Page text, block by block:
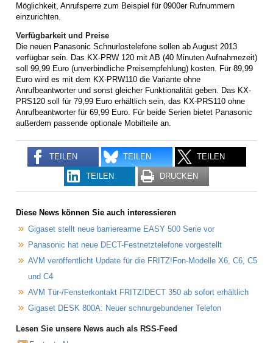
Möglichkeit, Anrufsperre zum Beispiel für 0900er Rufnummern
einzurichten.
Verfügbarkeit und Preise
Die neuen Panasonic Schnurlostelefone sollen ab August 2013
verfügbar sein. Das KX-PRW 120 mit AB (40 Minuten Aufnahmezeit)
soll 99,99 Euro (unverbindliche Preisempfehlung) kosten. Für 89,99
Euro wird es mit dem KX-PRW110 die Variante ohne
Anrufbeantworter und sonst gleicher Funktionalität geben. Das KX-
PRS120 soll für 79,99 Euro erhältlich sein, das KX-PRS110 ohne
Anrufbeantworter für 69,99 Euro. Für beide Serien bietet Panasonic
außerdem passende optionale Mobilteile an.
TEILEN TEILEN TEILEN
TEILEN DRUCKEN
Diese News können Sie auch interessieren
Gigaset stellt neue barrierearme EASY 500 Serie vor
Panasonic hat neue DECT-Festnetztelefone vorgestellt
AVM veröffentlicht Update für die FRITZ!Fon-Modelle X6, C6, C5
und C4
AVM Tür-/Fensterkontakt FRITZ!DECT 350 ab sofort erhältlich
Gigaset DESK 800A: Neuer schnurgebundener Telefon
Lesen Sie unsere News auch als RSS-Feed